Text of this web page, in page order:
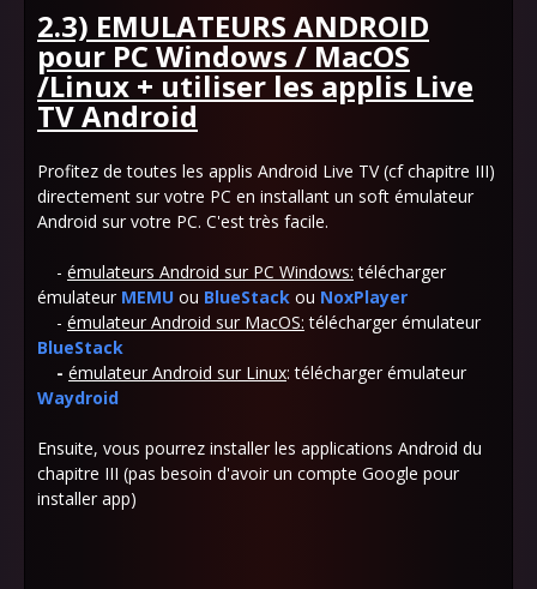
2.3) EMULATEURS ANDROID
pour PC Windows / MacOS
/Linux + utiliser les applis Live
TV Android
Profitez de toutes les applis Android Live TV (cf chapitre III)
directement sur votre PC en installant un soft émulateur
Android sur votre PC. C'est très facile.
- émulateurs Android sur PC Windows: télécharger
émulateur MEMU ou BlueStack ou NoxPlayer
- émulateur Android sur MacOS: télécharger émulateur
BlueStack
- émulateur Android sur Linux: télécharger émulateur
Waydroid
Ensuite, vous pourrez installer les applications Android du
chapitre III (pas besoin d'avoir un compte Google pour
installer app)